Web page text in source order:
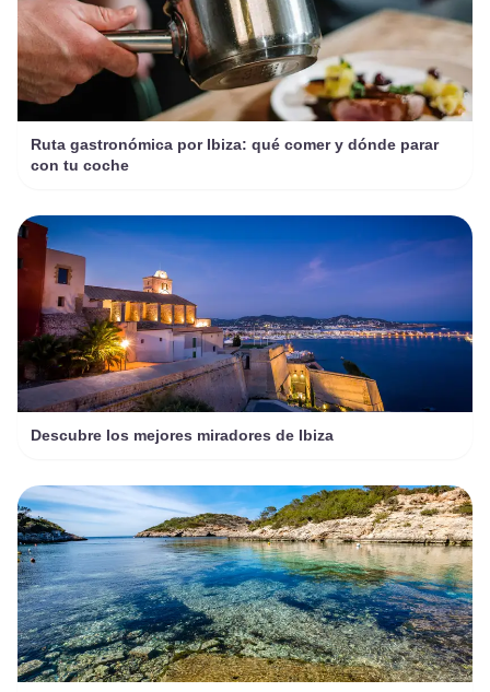
Ruta gastronómica por Ibiza: qué comer y dónde parar
con tu coche
Descubre los mejores miradores de Ibiza